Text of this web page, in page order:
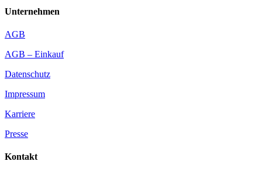
Unternehmen
AGB
AGB – Einkauf
Datenschutz
Impressum
Karriere
Presse
Kontakt